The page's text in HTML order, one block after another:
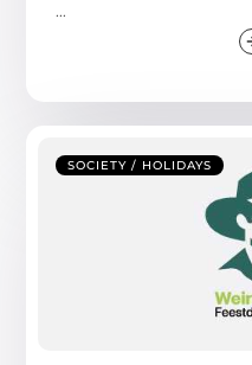
...
SOCIETY / HOLIDAYS